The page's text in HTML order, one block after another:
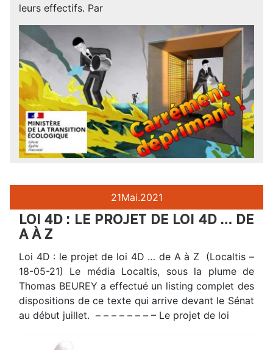
leurs effectifs. Par
21Mai.2021
LOI 4D : LE PROJET DE LOI 4D … DE
A À Z
Loi 4D : le projet de loi 4D … de A à Z (Localtis –
18-05-21) Le média Localtis, sous la plume de
Thomas BEUREY a effectué un listing complet des
dispositions de ce texte qui arrive devant le Sénat
au début juillet. – – – – – – – – Le projet de loi